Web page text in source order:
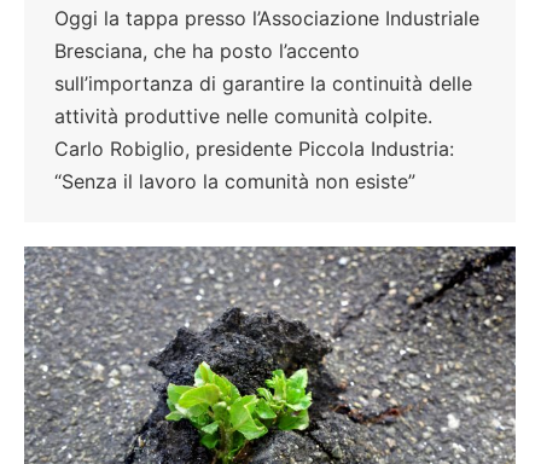
Oggi la tappa presso l’Associazione Industriale
Bresciana, che ha posto l’accento
sull’importanza di garantire la continuità delle
attività produttive nelle comunità colpite.
Carlo Robiglio, presidente Piccola Industria:
“Senza il lavoro la comunità non esiste”